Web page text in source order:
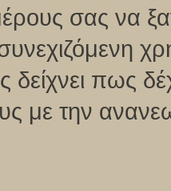
σας να
δείχνει πως
με την